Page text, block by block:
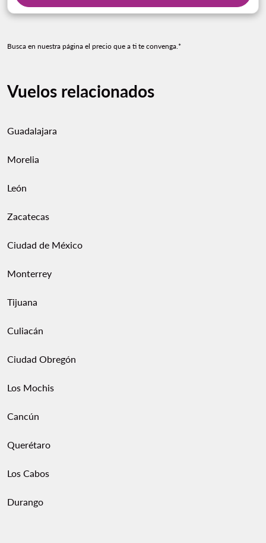
Busca en nuestra página el precio que a ti te convenga.*
Vuelos relacionados
Guadalajara
Morelia
León
Zacatecas
Ciudad de México
Monterrey
Tijuana
Culiacán
Ciudad Obregón
Los Mochis
Cancún
Querétaro
Los Cabos
Durango